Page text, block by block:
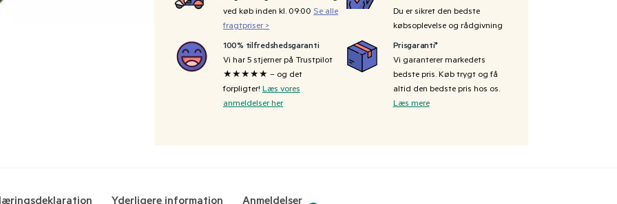
ved køb inden kl. 09:00 Se alle
fragtpriser >
Du er sikret den bedste
købsoplevelse og rådgivning
100% tilfredshedsgaranti
Vi har 5 stjerner på Trustpilot
★★★★★ – og det
forpligter! Læs vores
anmeldelser her
Prisgaranti*
Vi garanterer markedets
bedste pris. Køb trygt og få
altid den bedste pris hos os.
Læs mere